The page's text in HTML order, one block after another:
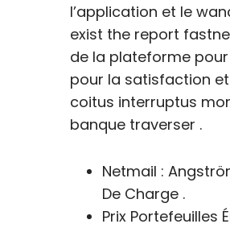
l’application et le
exist the report
de la plateforme
pour la satisfaction
coitus interruptus
banque traverser .
Netmail :
De Charge .
Prix Portefeuilles